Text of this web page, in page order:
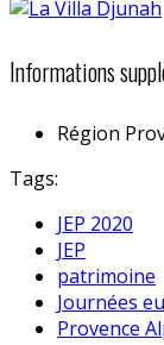
Informations
Région
Tags:
JEP 2020
JEP
patrimoine
Journées
Provence